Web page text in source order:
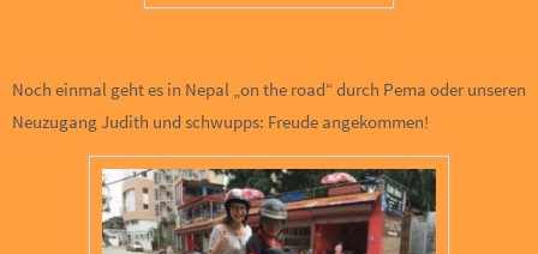
Noch einmal geht es in Nepal „on the road“ durch Pema oder unseren
Neuzugang Judith und schwupps: Freude angekommen!